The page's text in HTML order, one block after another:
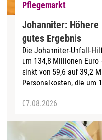
Pflegemarkt
Johanniter:
gutes Ergebnis
Die Johanniter-Unfall-
um 134,8 Millionen
sinkt von 59,6 auf 39,2
Personalkosten, die um
07.08.2026